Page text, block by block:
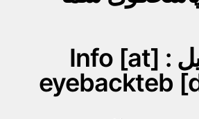
آدرس ایمیل : Info [at]
eyebackteb